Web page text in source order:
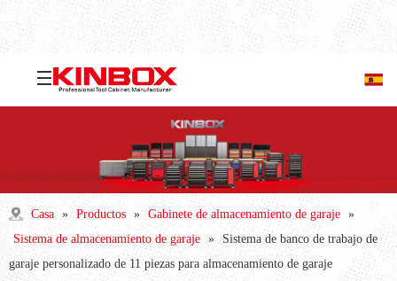
Casa » Productos » Gabinete de almacenamiento de garaje »
Sistema de almacenamiento de garaje »
Sistema de banco de trabajo de
garaje personalizado de 11 piezas para almacenamiento de garaje